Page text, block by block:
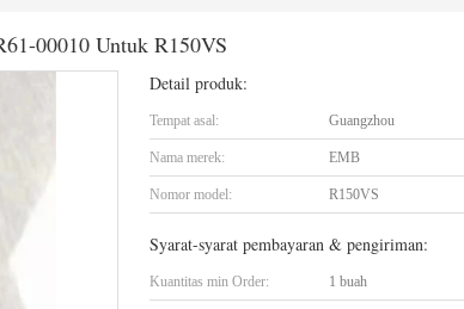
00010 Untuk R150VS
Detail produk:
Tempat asal: Guangzhou
Nama merek: EMB
Nomor model: R150VS
Syarat-syarat pembayaran & pengiriman:
Kuantitas min Order: 1 buah